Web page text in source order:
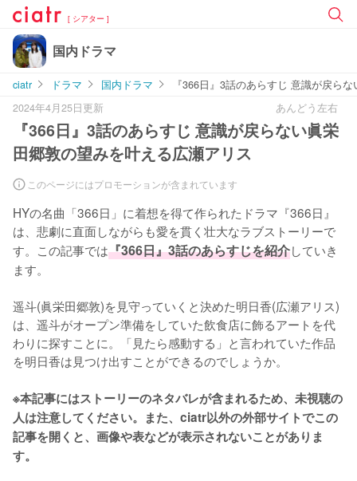
[ シアター ]
国内ドラマ
ciatr ドラマ 国内ドラマ
『366日』3話のあらすじ 意識が戻ら
2024年4月25日更新
あんどう左右
『366日』3話のあらすじ 意識が戻らない眞栄
田郷敦の望みを叶える広瀬アリス
このページにはプロモーションが含まれています
HYの名曲「366日」に着想を得て作られたドラマ『366日』
は、悲劇に直面しながらも愛を貫く壮大なラブストーリーで
す。この記事では『366日』3話のあらすじを紹介していき
ます。
遥斗(眞栄田郷敦)を見守っていくと決めた明日香(広瀬アリス)
は、遥斗がオープン準備をしていた飲食店に飾るアートを代
わりに探すことに。「見たら感動する」と言われていた作品
を明日香は見つけ出すことができるのでしょうか。
※本記事にはストーリーのネタバレが含まれるため、未視聴の
人は注意してください。また、ciatr以外の外部サイトでこの
記事を開くと、画像や表などが表示されないことがありま
す。